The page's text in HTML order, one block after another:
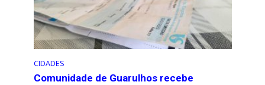
CIDADES
Comunidade de Guarulhos recebe